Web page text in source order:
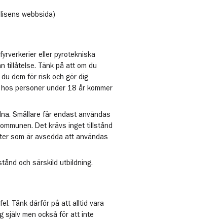
webbsida)
eller pyrotekniska
tillåtelse. Tänk på att om du
dem för risk och gör dig
personer under 18 år kommer
Smällare får endast användas
Det krävs inget tillstånd
som är avsedda att användas
och särskild utbildning.
Tänk därför på att alltid vara
själv men också för att inte